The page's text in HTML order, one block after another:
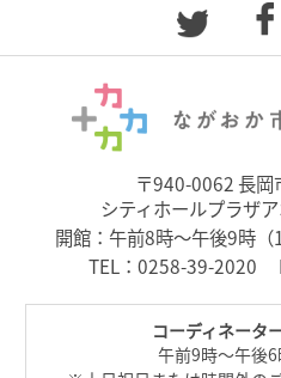
〒940-0062 長
シティホールプラザ
開館：午前8時～午後9時（
TEL： 0258-39-2020
コーディネータ
午前9時～午後6